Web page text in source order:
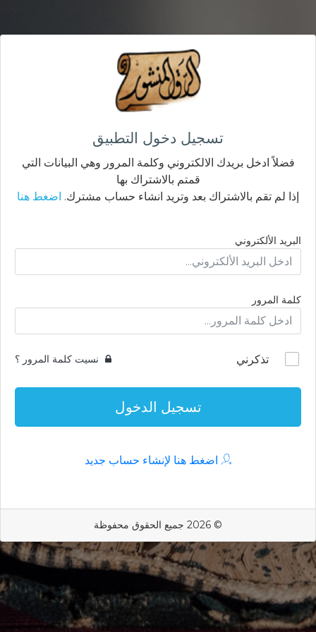
تسجيل دخول التطبيق
فضلاً ادخل بريدك الالكتروني وكلمة المرور وهي البيانات التي
قمتم بالاشتراك بها
إذا لم تقم بالاشتراك بعد وتريد انشاء حساب مشترك. اضغط هنا
البريد الألكتروني
كلمة المرور
تذكرني نسيت كلمة المرور ؟
تسجيل الدخول
اضغط هنا لإنشاء حساب جديد
© 2026 جميع الحقوق محفوظة